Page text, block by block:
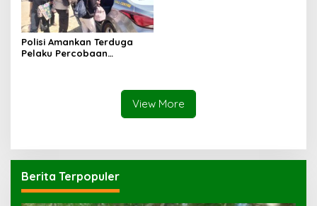
Polisi Amankan Terduga
Pelaku Percobaan
View More
Berita Terpopuler